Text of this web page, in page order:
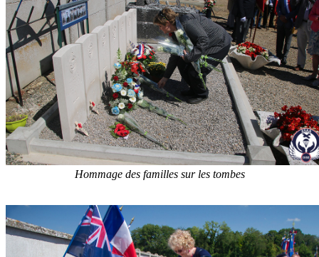
Hommage des familles sur les tombes